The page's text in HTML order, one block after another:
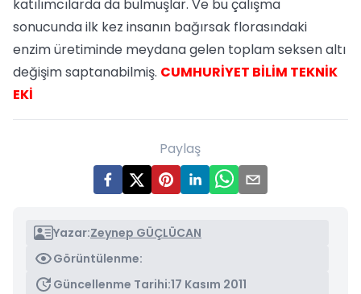
katılımcılarda da bulmuşlar. Ve bu çalışma
sonucunda ilk kez insanın bağırsak florasındaki
enzim üretiminde meydana gelen toplam seksen altı
değişim saptanabilmiş. CUMHURİYET BİLİM TEKNİK
EKİ
Paylaş
Yazar:Zeynep GÜÇLÜCAN
Görüntülenme:
Güncellenme Tarihi:17 Kasım 2011